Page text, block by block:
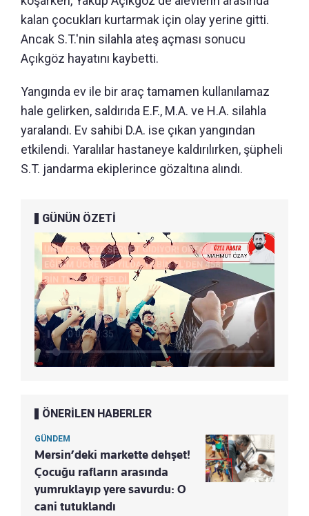
kalan çocukları kurtarmak için olay yerine gitti.
Ancak S.T.'nin silahla ateş açması sonucu
Açıkgöz hayatını kaybetti.
Yangında ev ile bir araç tamamen kullanılamaz
hale gelirken, saldırıda E.F., M.A. ve H.A. silahla
yaralandı. Ev sahibi D.A. ise çıkan yangından
etkilendi. Yaralılar hastaneye kaldırılırken, şüpheli
S.T. jandarma ekiplerince gözaltına alındı.
GÜNÜN ÖZETİ
ÖNERİLEN HABERLER
GÜNDEM
Mersin’deki markette dehşet!
Çocuğu rafların arasında
yumruklayıp yere savurdu: O
cani tutuklandı